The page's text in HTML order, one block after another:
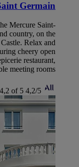
Germain
Mercure Saint-
country, on the
Relax and
cheery open
restaurant,
meeting rooms.
4,2/5
of 5